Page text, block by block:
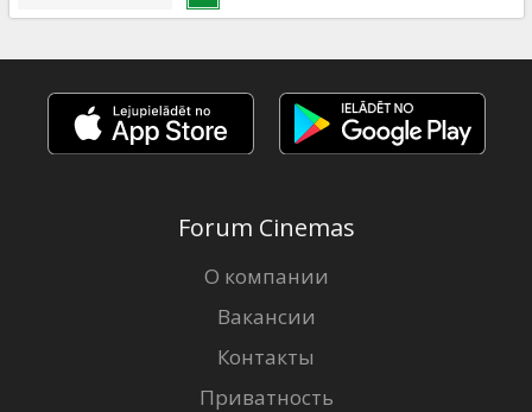
Forum Cinemas
О компании
Вакансии
Контакты
Приватность